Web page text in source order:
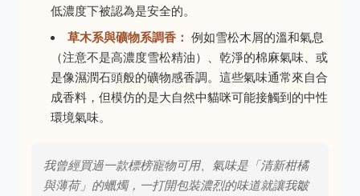
低濃度下被認為是安全的。
草木系與礦物系調香： 例如雪松木屑的溫和氣息
（注意不是高濃度雪松精油）、乾淨的棉麻氣味、或
是像濕潤石頭般的礦物感香調。這些氣味通常來自合
成香料，但模仿的是大自然中貓咪可能接觸到的中性
環境氣味。
我曾經買過一款標榜寵物可用、氣味是「清新柑橘
與薄荷」的蠟燭，一打開包裝濃烈的味道就讓我皺